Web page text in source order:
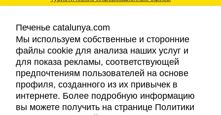
Правовая информация
Cookies
Доступность
Печенье catalunya.com
Мы используем собственные и сторонние
файлы cookie для анализа наших услуг и
для показа рекламы, соответствующей
предпочтениям пользователей на основе
профиля, созданного из их привычек в
интернете. Более подробную информацию
вы можете получить на странице Политики